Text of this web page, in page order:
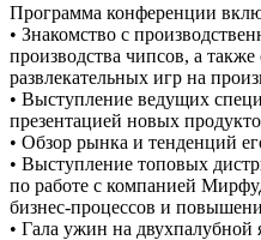
Программа конференции
• Знакомство с
производства чипсов, а
развлекательных игр на
• Выступление ведущих
презентацией новых
• Обзор рынка и тенденций
• Выступление топовых
по работе с компанией
бизнес-процессов и
• Гала ужин на двухпалубной